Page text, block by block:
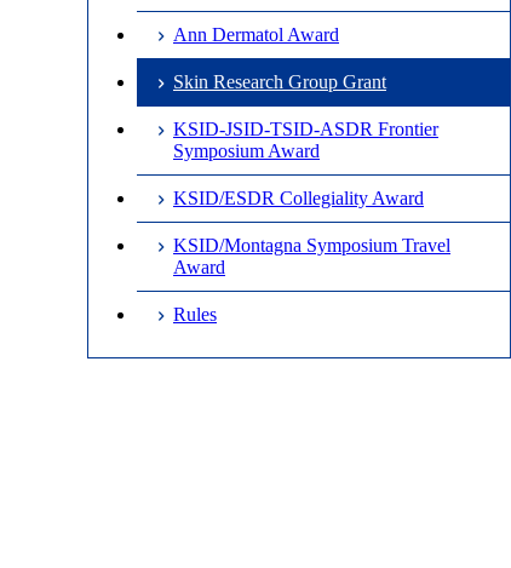
Ann Dermatol Award
Skin Research Group Grant
KSID-JSID-TSID-ASDR Frontier
Symposium Award
KSID/ESDR Collegiality Award
KSID/Montagna Symposium Travel
Award
Rules